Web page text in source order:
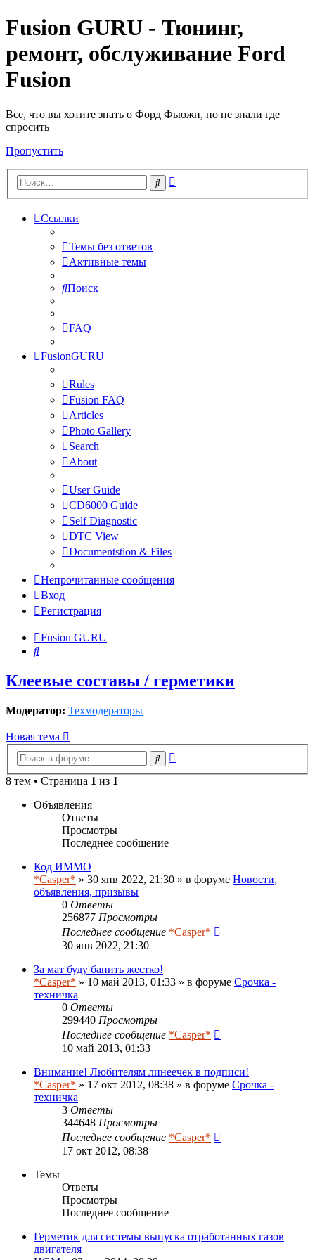
Fusion GURU - Тюнинг,
ремонт, обслуживание Ford
Fusion
Все, что вы хотите знать о Форд Фьюжн, но не знали где
спросить
Пропустить
Поиск
Ссылки
Темы без ответов
Активные темы
Поиск
FAQ
FusionGURU
Rules
Fusion FAQ
Articles
Photo Gallery
Search
About
User Guide
CD6000 Guide
Self Diagnostic
DTC View
Documentstion & Files
Непрочитанные сообщения
Вход
Регистрация
Fusion GURU
Поиск
Клеевые составы / герметики
Модератор: Техмодераторы
Новая тема
Поиск
8 тем • Страница 1 из 1
Объявления
Ответы
Просмотры
Последнее сообщение
Код ИММО
*Casper* » 30 янв 2022, 21:30 » в форуме Новости,
объявления, призывы
0 Ответы
256877 Просмотры
Последнее сообщение *Casper*
30 янв 2022, 21:30
За мат буду банить жестко!
*Casper* » 10 май 2013, 01:33 » в форуме Срочка -
техничка
0 Ответы
299440 Просмотры
Последнее сообщение *Casper*
10 май 2013, 01:33
Внимание! Любителям линеечек в подписи!
*Casper* » 17 окт 2012, 08:38 » в форуме Срочка -
техничка
3 Ответы
344648 Просмотры
Последнее сообщение *Casper*
17 окт 2012, 08:38
Темы
Ответы
Просмотры
Последнее сообщение
Герметик для системы выпуска отработанных газов
двигателя